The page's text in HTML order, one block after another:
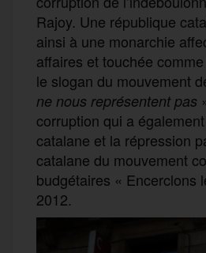
Rajoy. Une république
ainsi à une monarchie
affaires et touchée
le slogan du mouvement
ne nous représentent pas
corruption qui a
catalane et la répression
catalane du mouvement
budgétaires « Encerclons
2012.